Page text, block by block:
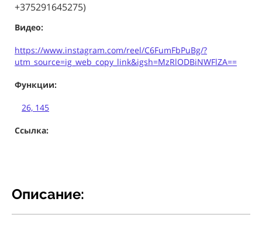
+375291645275)
Видео:
https://www.instagram.com/reel/C6FumFbPuBg/?
utm_source=ig_web_copy_link&igsh=MzRlODBiNWFlZA==
Функции:
26, 145
Ссылка:
Описание: